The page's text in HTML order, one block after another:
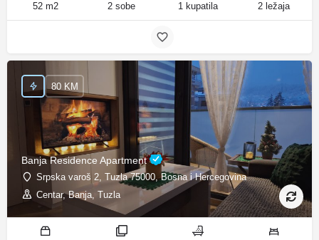
52 m2 2 sobe 1 kupatila 2 ležaja
Banja Residence Apartment
Srpska varoš 2, Tuzla 75000, Bosna i Hercegovina
Centar, Banja, Tuzla
80 KM